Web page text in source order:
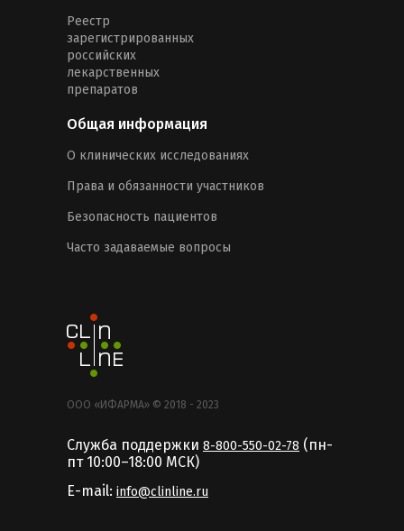
Реестр
зарегистрированных
российских
лекарственных
препаратов
Общая информация
О клинических исследованиях
Права и обязанности участников
Безопасность пациентов
Часто задаваемые вопросы
ООО «ИФАРМА» © 2018 - 2023
Служба поддержки 8-800-550-02-78 (пн-
пт 10:00–18:00 MCК)
E-mail: info@clinline.ru